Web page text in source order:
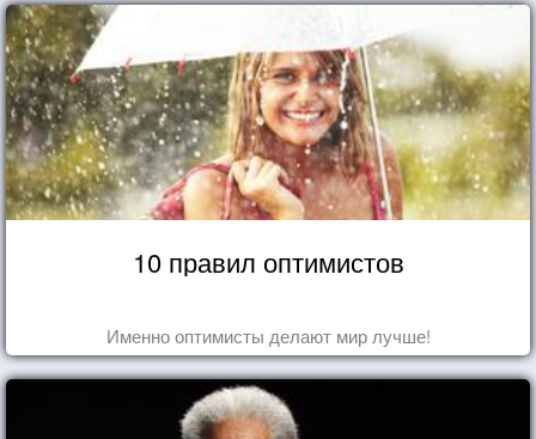
10 правил оптимистов
Именно оптимисты делают мир лучше!